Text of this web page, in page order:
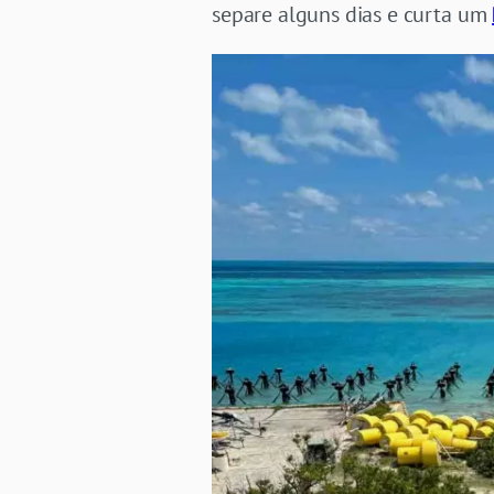
separe alguns dias e curta um